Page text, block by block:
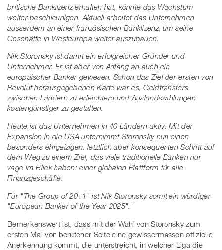
britische Banklizenz erhalten hat, könnte das Wachstum
weiter beschleunigen. Aktuell arbeitet das Unternehmen
ausserdem an einer französischen Banklizenz, um seine
Geschäfte in Westeuropa weiter auszubauen.
Nik Storonsky ist damit ein erfolgreicher Gründer und
Unternehmer. Er ist aber von Anfang an auch ein
europäischer Banker gewesen. Schon das Ziel der ersten von
Revolut herausgegebenen Karte war es, Geldtransfers
zwischen Ländern zu erleichtern und Auslandszahlungen
kostengünstiger zu gestalten.
Heute ist das Unternehmen in 40 Ländern aktiv. Mit der
Expansion in die USA unternimmt Storonsky nun einen
besonders ehrgeizigen, letztlich aber konsequenten Schritt auf
dem Weg zu einem Ziel, das viele traditionelle Banken nur
vage im Blick haben: einer globalen Plattform für alle
Finanzgeschäfte.
Für "The Group of 20+1" ist Nik Storonsky somit ein würdiger
"European Banker of the Year 2025"."
Bemerkenswert ist, dass mit der Wahl von Storonsky zum
ersten Mal von berufener Seite eine gewissermassen offizielle
Anerkennung kommt, die unterstreicht, in welcher Liga die